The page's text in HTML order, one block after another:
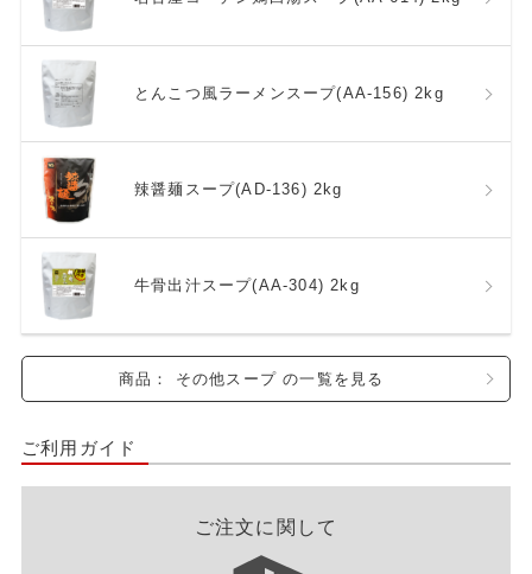
とんこつ風ラーメンスープ(AA-156) 2kg
辣醤麺スープ(AD-136) 2kg
牛骨出汁スープ(AA-304) 2kg
商品： その他スープ の一覧を見る
ご利用ガイド
ご注文に関して